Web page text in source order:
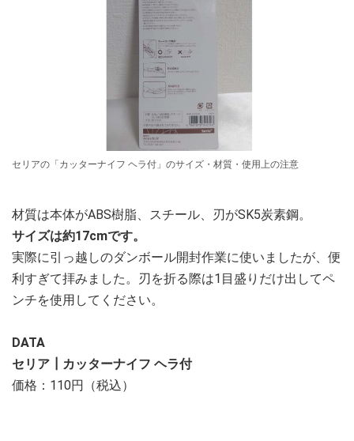
セリアの「カッターナイフ ヘラ付」のサイズ・材質・使用上の注意
材質は本体がABS樹脂、スチール、刃がSK5炭素鋼。
サイズは約17cmです。
実際に引っ越しのダンボール開封作業に使いましたが、便
利すぎて拝みました。刃を折る際は1目盛りだけ出してペ
ンチを使用してください。
DATA
セリア┃カッターナイフ ヘラ付
価格：110円（税込）